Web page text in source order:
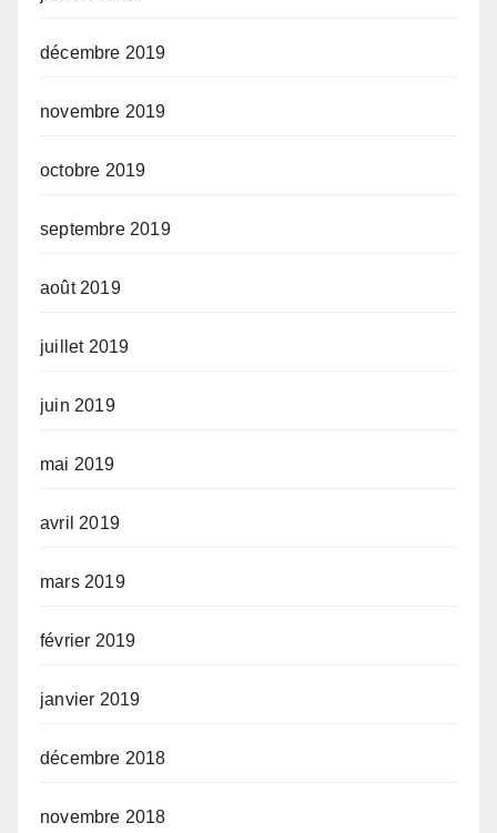
décembre 2019
novembre 2019
octobre 2019
septembre 2019
août 2019
juillet 2019
juin 2019
mai 2019
avril 2019
mars 2019
février 2019
janvier 2019
décembre 2018
novembre 2018